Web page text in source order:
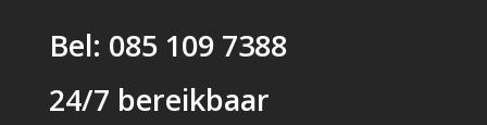
Bel: 085 109 7388
24/7 bereikbaar